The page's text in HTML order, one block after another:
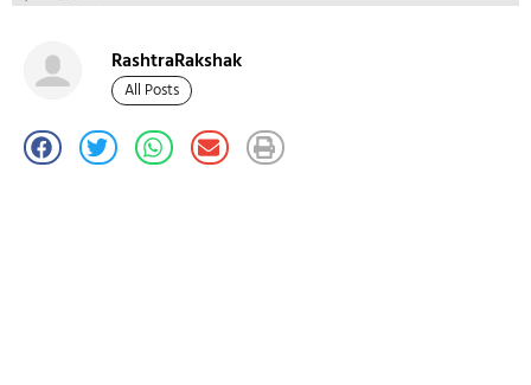
RashtraRakshak
All Posts